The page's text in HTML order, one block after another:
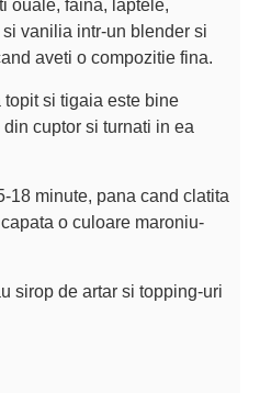
ouale, faina, laptele,
vanilia intr-un blender si
aveti o compozitie fina.
topit si tigaia este bine
cuptor si turnati in ea
18 minute, pana cand clatita
o culoare maroniu-
sirop de artar si topping-uri